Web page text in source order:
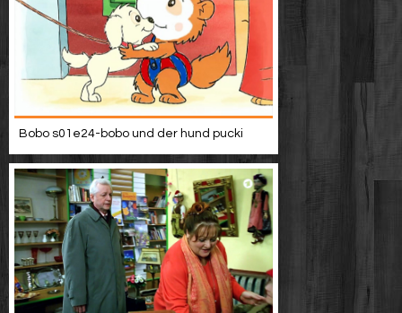
Bobo s01e24-bobo und der hund pucki